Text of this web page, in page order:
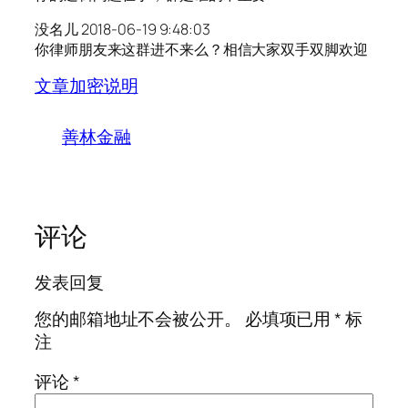
没名儿 2018-06-19 9:48:03
你律师朋友来这群进不来么？相信大家双手双脚欢迎
文章加密说明
善林金融
评论
发表回复
您的邮箱地址不会被公开。
必填项已用*标
注
评论*